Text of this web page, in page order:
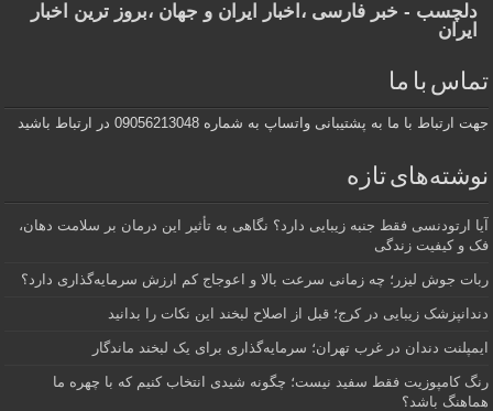
دلچسب - خبر فارسی ،اخبار ایران و جهان ،بروز ترین اخبار
ایران
تماس با ما
جهت ارتباط با ما به پشتیبانی واتساپ به شماره 09056213048 در ارتباط باشید
نوشته‌های تازه
آیا ارتودنسی فقط جنبه زیبایی دارد؟ نگاهی به تأثیر این درمان بر سلامت دهان،
فک و کیفیت زندگی
ربات جوش لیزر؛ چه زمانی سرعت بالا و اعوجاج کم ارزش سرمایه‌گذاری دارد؟
دندانپزشک زیبایی در کرج؛ قبل از اصلاح لبخند این نکات را بدانید
ایمپلنت دندان در غرب تهران؛ سرمایه‌گذاری برای یک لبخند ماندگار
رنگ کامپوزیت فقط سفید نیست؛ چگونه شیدی انتخاب کنیم که با چهره ما
هماهنگ باشد؟